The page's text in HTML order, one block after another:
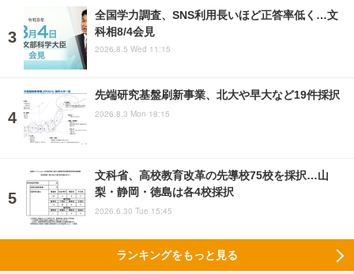
全国学力調査、SNS利用長いほど正答率低く…文
科相8/4会見
2026.8.5 Wed 11:15
先端研究基盤刷新事業、北大や早大など19件採択
2026.8.3 Mon 18:15
文科省、高校教育改革の先導校75校を採択…山
梨・静岡・徳島は各4校採択
2026.6.30 Tue 15:45
ランキングをもっと見る